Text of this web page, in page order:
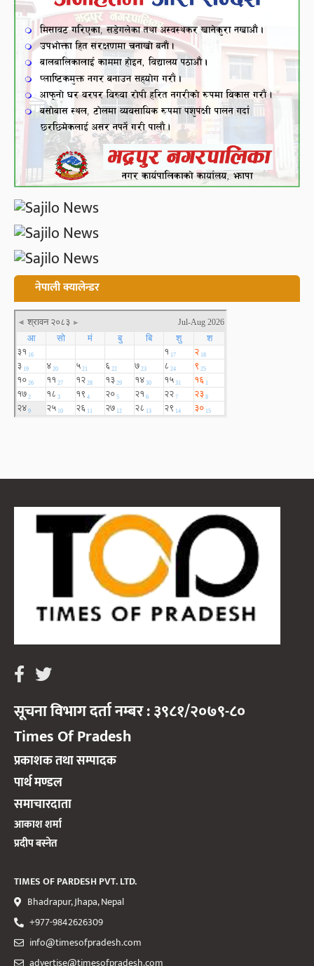
नेपाली क्यालेन्डर
सूचना विभाग दर्ता नम्बर : ३९८१/२०७९-८०
Times Of Pradesh
प्रकाशक तथा सम्पादक
पार्थ मण्डल
समाचारदाता
आकाश शर्मा
प्रदीप बस्नेत
TIMES OF PARDESH PVT. LTD.
Bhadrapur, Jhapa, Nepal
+977-9842626309
info@timesofpradesh.com